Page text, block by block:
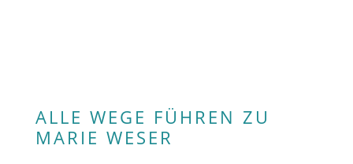
ALLE WEGE FÜHREN ZU
MARIE WESER